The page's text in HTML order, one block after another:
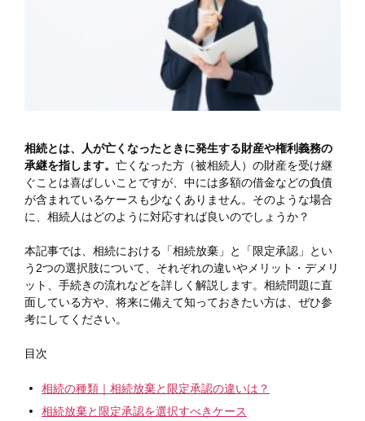
相続とは、人が亡くなったときに発生する財産や権利義務の
承継を指します。 亡くなった方（被相続人）の財産を受け継
ぐことは喜ばしいことですが、中には多額の借金などの負債
が含まれているケースも少なくありません。そのような場合
に、相続人はどのように対応すれば良いのでしょうか？
本記事では、相続における「相続放棄」と「限定承認」とい
う2つの選択肢について、それぞれの違いやメリット・デメリ
ット、手続きの流れなどを詳しく解説します。相続問題に直
面している方や、将来に備えて知っておきたい方は、ぜひ参
考にしてください。
目次
相続の種類｜相続放棄と限定承認の違いは？
相続放棄と限定承認を選択すべきケース